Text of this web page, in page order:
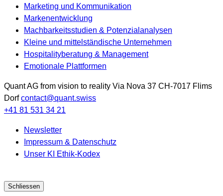
Marketing und Kommunikation
Markenentwicklung
Machbarkeitsstudien & Potenzialanalysen
Kleine und mittelständische Unternehmen
Hospitalityberatung & Management
Emotionale Plattformen
Quant AG from vision to reality Via Nova 37 CH-7017 Flims
Dorf contact@quant.swiss
+41 81 531 34 21
Newsletter
Impressum & Datenschutz
Unser KI Ethik-Kodex
Schliessen